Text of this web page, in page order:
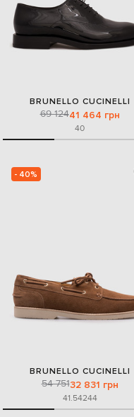
BRUNELLO CUCINELLI
69 12441 464 грн
40
- 40%
BRUNELLO CUCINELLI
54 75132 831 грн
41.54244